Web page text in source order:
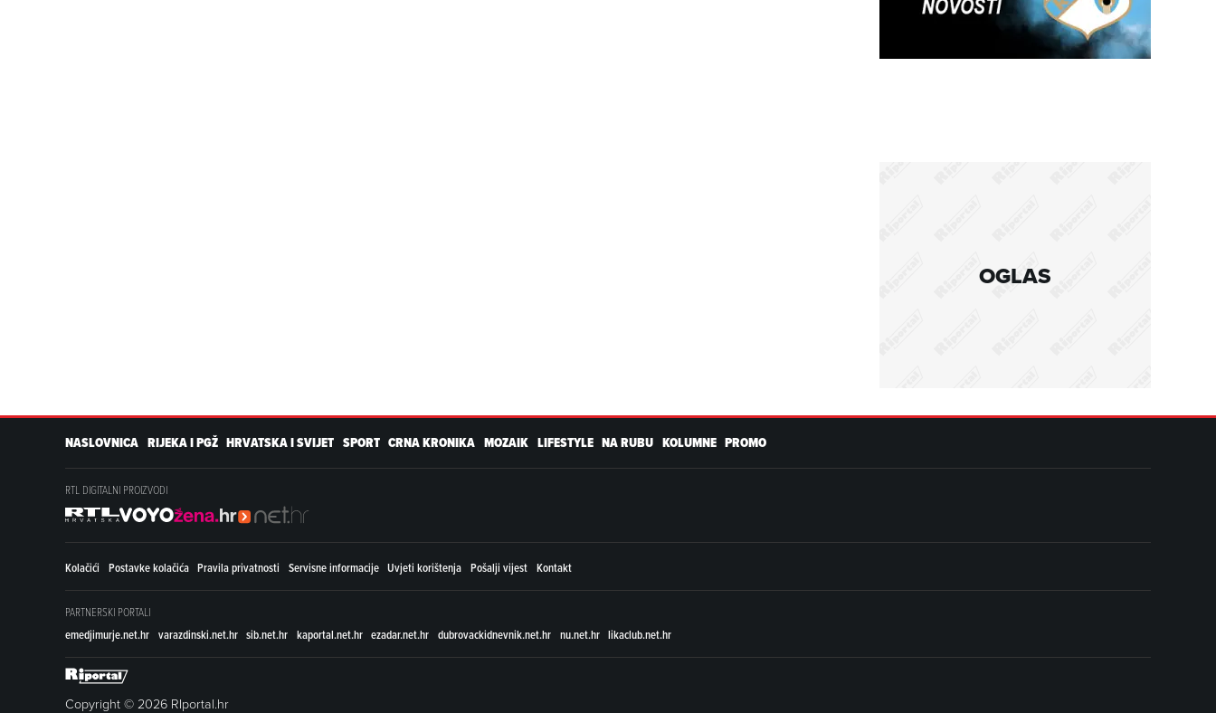
OGLAS
NASLOVNICA RIJEKA I PGŽ HRVATSKA I SVIJET SPORT CRNA KRONIKA MOZAIK LIFESTYLE NA RUBU KOLUMNE PROMO
RTL DIGITALNI PROIZVODI
Kolačići Postavke kolačića Pravila privatnosti Servisne informacije Uvjeti korištenja Pošalji vijest Kontakt
PARTNERSKI PORTALI
emedjimurje.net.hr varazdinski.net.hr sib.net.hr kaportal.net.hr ezadar.net.hr dubrovackidnevnik.net.hr nu.net.hr likaclub.net.hr
Copyright © 2026 RIportal.hr